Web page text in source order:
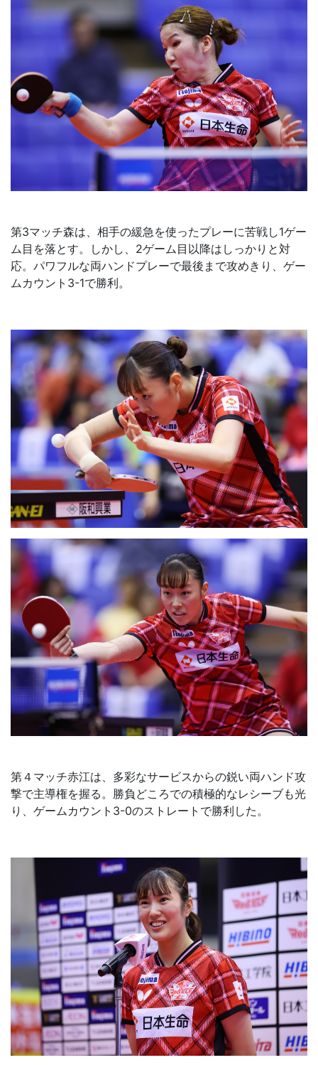
第3マッチ森は、相手の緩急を使ったプレーに苦戦し1ゲー
ム目を落とす。しかし、2ゲーム目以降はしっかりと対
応。パワフルな両ハンドプレーで最後まで攻めきり、ゲー
ムカウント3-1で勝利。
第４マッチ赤江は、多彩なサービスからの鋭い両ハンド攻
撃で主導権を握る。勝負どころでの積極的なレシーブも光
り、ゲームカウント3-0のストレートで勝利した。